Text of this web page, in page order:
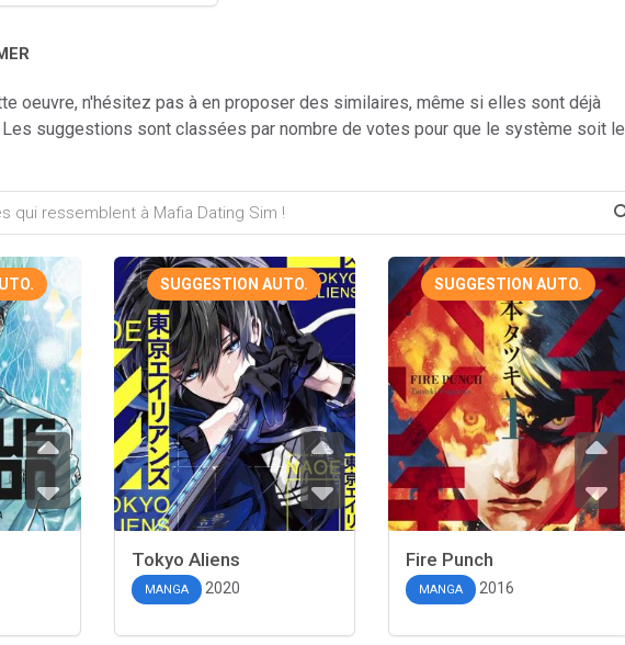
oeuvre, n'hésitez pas à en proposer des similaires, même si elles sont déjà
suggestions sont classées par nombre de votes pour que le système soit le
SUGGESTION AUTO.
Tokyo Aliens
MANGA 2020
SUGGESTION AUTO.
Fire Punch
MANGA 2016